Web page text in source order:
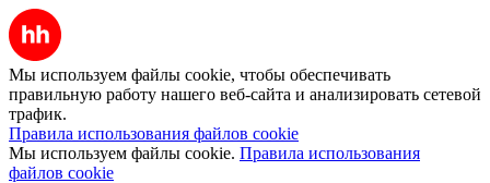
Мы используем файлы cookie, чтобы обеспечивать
правильную работу нашего веб-сайта и анализировать сетевой
трафик.
Правила использования файлов cookie
Мы используем файлы cookie. Правила использования
файлов cookie